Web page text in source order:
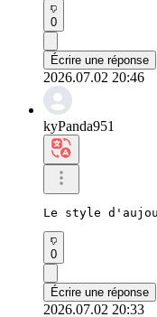
0
Écrire une réponse
2026.07.02 20:46
kyPanda951
Le style
0
Écrire une réponse
2026.07.02 20:33